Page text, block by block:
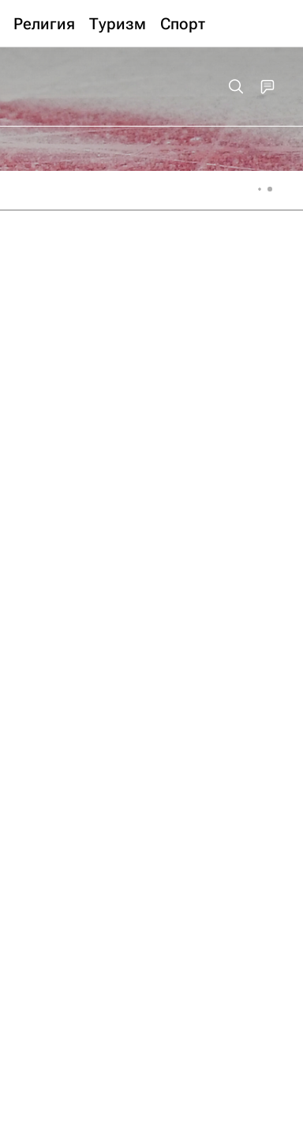
Религия Туризм Спорт